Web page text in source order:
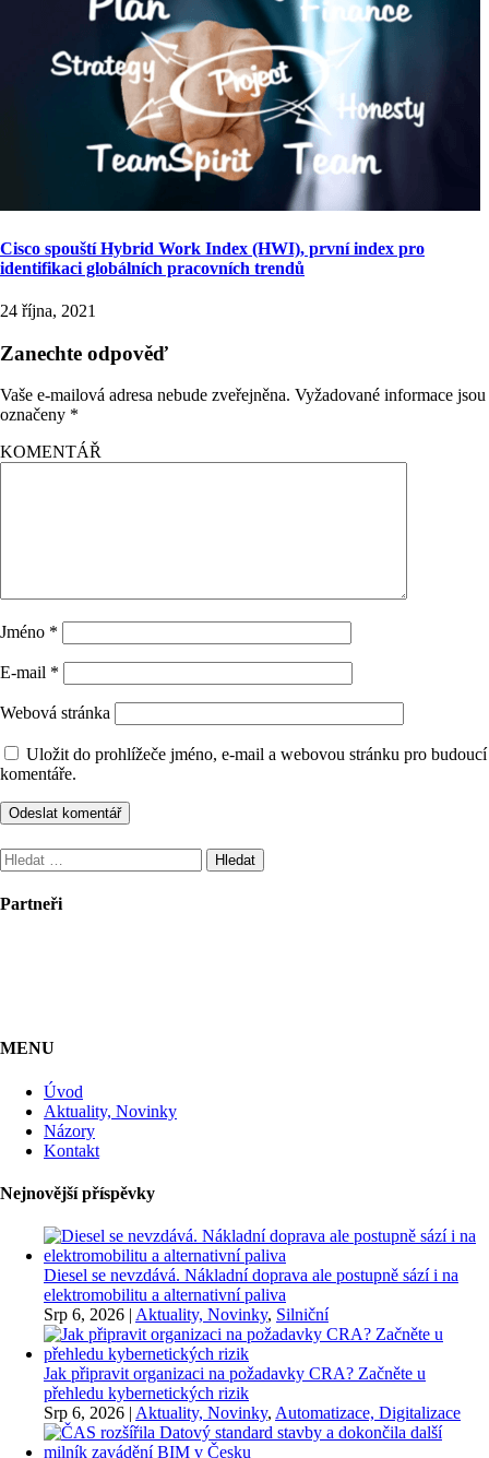
Cisco spouští Hybrid Work Index (HWI), první index pro
identifikaci globálních pracovních trendů
24 října, 2021
Zanechte odpověď
Vaše e-mailová adresa nebude zveřejněna. Vyžadované informace jsou
označeny *
KOMENTÁŘ
Jméno *
E-mail *
Webová stránka
Uložit do prohlížeče jméno, e-mail a webovou stránku pro budoucí
komentáře.
Vyhledávání
Partneři
MENU
Úvod
Aktuality, Novinky
Názory
Kontakt
Nejnovější příspěvky
Diesel se nevzdává. Nákladní doprava ale postupně sází i na
elektromobilitu a alternativní paliva
Srp 6, 2026 | Aktuality, Novinky, Silniční
Jak připravit organizaci na požadavky CRA? Začněte u
přehledu kybernetických rizik
Srp 6, 2026 | Aktuality, Novinky, Automatizace, Digitalizace